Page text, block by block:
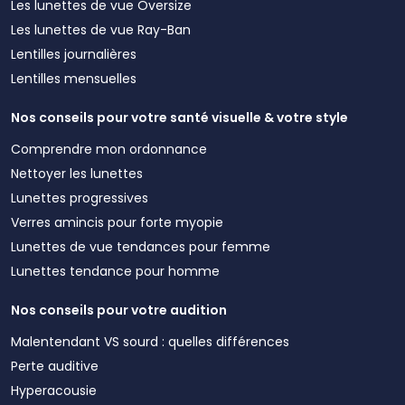
Les lunettes de vue Oversize
Les lunettes de vue Ray-Ban
Lentilles journalières
Lentilles mensuelles
Nos conseils pour votre santé visuelle & votre style
Comprendre mon ordonnance
Nettoyer les lunettes
Lunettes progressives
Verres amincis pour forte myopie
Lunettes de vue tendances pour femme
Lunettes tendance pour homme
Nos conseils pour votre audition
Malentendant VS sourd : quelles différences
Perte auditive
Hyperacousie